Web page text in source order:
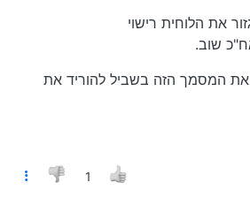
את הלוחית רישוי
שוב.
את המסמך הזה בשביל להוריד את
1